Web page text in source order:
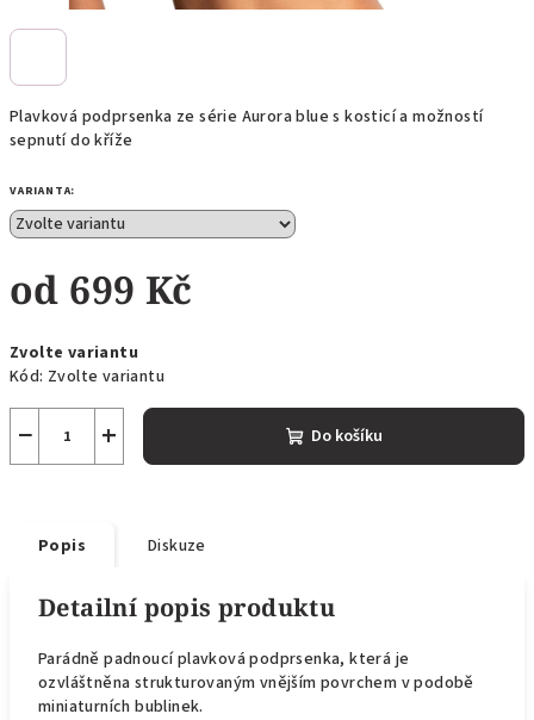
Plavková podprsenka ze série Aurora blue s kosticí a možností
sepnutí do kříže
VARIANTA:
od 699 Kč
cena:
Zvolte variantu
Kód: Zvolte variantu
+
− Do košíku
Popis Diskuze
Detailní popis produktu
Parádně padnoucí plavková podprsenka, která je
ozvláštněna strukturovaným vnějším povrchem v podobě
miniaturních bublinek.